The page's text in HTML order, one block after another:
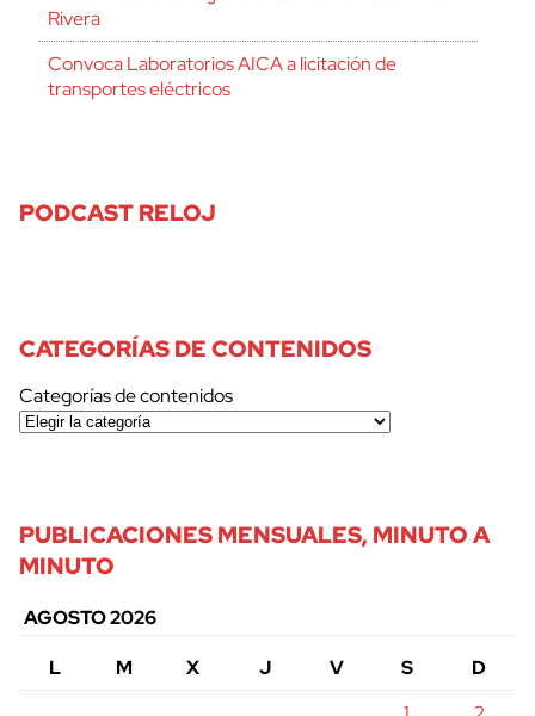
Rivera
Convoca Laboratorios AICA a licitación de
transportes eléctricos
PODCAST RELOJ
CATEGORÍAS DE CONTENIDOS
Categorías de contenidos
PUBLICACIONES MENSUALES, MINUTO A
MINUTO
AGOSTO 2026
L
M X J V S
D